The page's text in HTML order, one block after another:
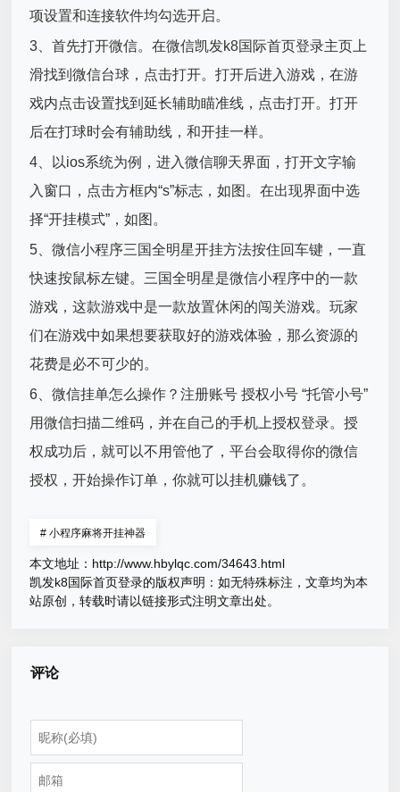
项设置和连接软件均勾选开启。
3、首先打开微信。在微信凯发k8国际首页登录主页上
滑找到微信台球，点击打开。打开后进入游戏，在游
戏内点击设置找到延长辅助瞄准线，点击打开。打开
后在打球时会有辅助线，和开挂一样。
4、以ios系统为例，进入微信聊天界面，打开文字输
入窗口，点击方框内“s”标志，如图。在出现界面中选
择“开挂模式”，如图。
5、微信小程序三国全明星开挂方法按住回车键，一直
快速按鼠标左键。三国全明星是微信小程序中的一款
游戏，这款游戏中是一款放置休闲的闯关游戏。玩家
们在游戏中如果想要获取好的游戏体验，那么资源的
花费是必不可少的。
6、微信挂单怎么操作？注册账号 授权小号 “托管小号”
用微信扫描二维码，并在自己的手机上授权登录。授
权成功后，就可以不用管他了，平台会取得你的微信
授权，开始操作订单，你就可以挂机赚钱了。
# 小程序麻将开挂神器
本文地址： http://www.hbylqc.com/34643.html
凯发k8国际首页登录的版权声明：如无特殊标注，文章均为本
站原创，转载时请以链接形式注明文章出处。
评论